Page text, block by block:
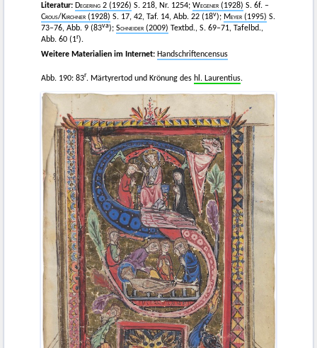
Literatur: Degering 2 (1926) S. 218, Nr. 1254; Wegener (1928) S. 6f. –
Crous/Kirchner (1928) S. 17, 42, Taf. 14, Abb. 22 (18v); Meyer (1995) S.
73–76, Abb. 9 (83va); Schneider (2009) Textbd., S. 69–71, Tafelbd.,
Abb. 60 (1r).
Weitere Materialien im Internet: Handschriftencensus
Abb. 190: 83r. Märtyrertod und Krönung des hl. Laurentius.